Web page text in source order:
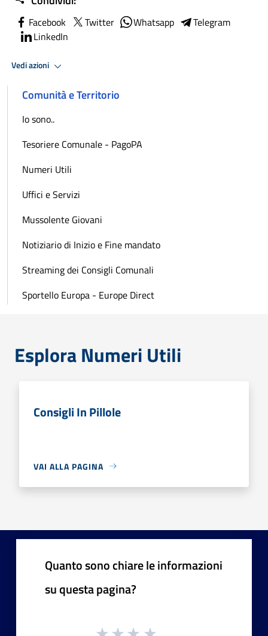
Facebook Twitter Whatsapp
Telegram
LinkedIn
Vedi azioni
Comunità e Territorio
Io sono..
Tesoriere Comunale - PagoPA
Numeri Utili
Uffici e Servizi
Mussolente Giovani
Notiziario di Inizio e Fine mandato
Streaming dei Consigli Comunali
Sportello Europa - Europe Direct
Esplora Numeri Utili
Consigli In Pillole
VAI ALLA PAGINA
Quanto sono chiare le informazioni
su questa pagina?